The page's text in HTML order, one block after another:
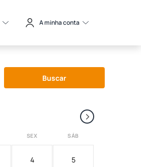
A minha conta
Buscar
›
SEX SÁB
4 5